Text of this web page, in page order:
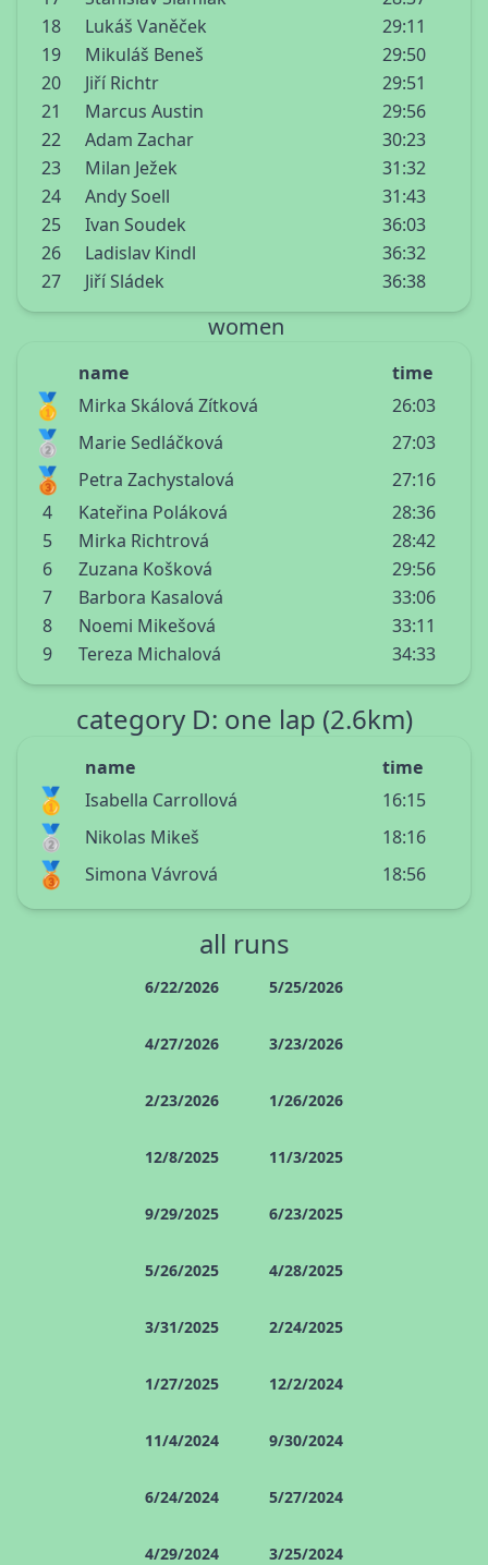
18
Lukáš Vaněček
29:11
19
Mikuláš Beneš
29:50
20
Jiří Richtr
29:51
21
Marcus Austin
29:56
22
Adam Zachar
30:23
23
Milan Ježek
31:32
24
Andy Soell
31:43
25
Ivan Soudek
36:03
26
Ladislav Kindl
36:32
27
Jiří Sládek 36:38
women
name time
🥇 Mirka Skálová Zítková 26:03
🥈 Marie Sedláčková 27:03
🥉 Petra Zachystalová
27:16
4
Kateřina Poláková
28:36
5
Mirka Richtrová
28:42
6
Zuzana Košková
29:56
7
Barbora Kasalová
33:06
8
Noemi Mikešová
33:11
9
Tereza Michalová 34:33
category D: one lap (2.6km)
name time
🥇 Isabella Carrollová 16:15
🥈 Nikolas Mikeš 18:16
🥉 Simona Vávrová 18:56
all runs
6/22/2026 5/25/2026
4/27/2026 3/23/2026
2/23/2026 1/26/2026
12/8/2025 11/3/2025
9/29/2025 6/23/2025
5/26/2025 4/28/2025
3/31/2025 2/24/2025
1/27/2025 12/2/2024
11/4/2024 9/30/2024
6/24/2024 5/27/2024
4/29/2024 3/25/2024